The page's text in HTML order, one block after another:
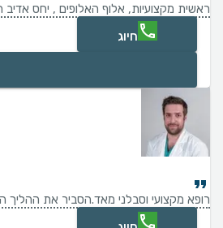
ראשית מקצועיות, אלוף האלופים , יחס
חיוג
רופא מקצועי וסבלני מאד.הסביר את ההליך